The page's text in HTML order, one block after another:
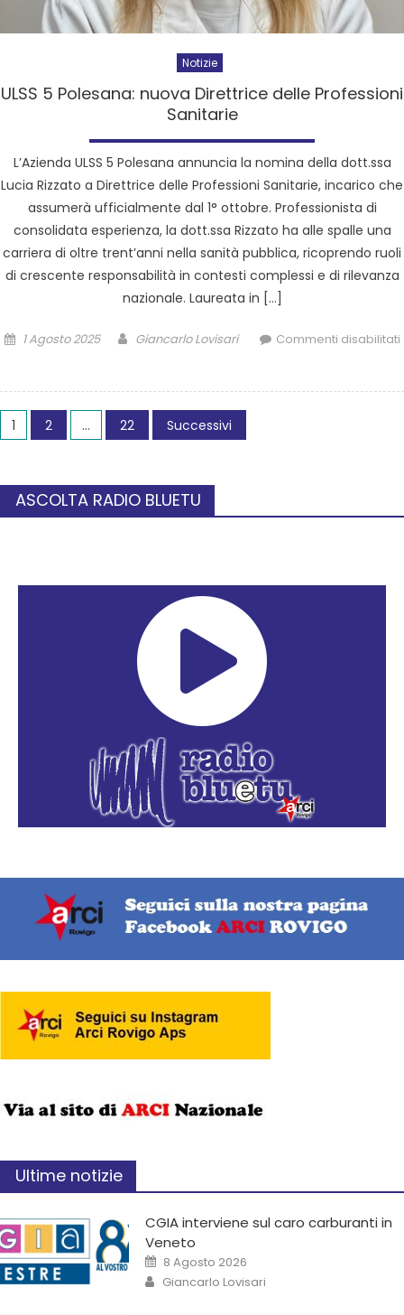
Notizie
ULSS 5 Polesana: nuova Direttrice delle Professioni
Sanitarie
L’Azienda ULSS 5 Polesana annuncia la nomina della dott.ssa
Lucia Rizzato a Direttrice delle Professioni Sanitarie, incarico che
assumerà ufficialmente dal 1° ottobre. Professionista di
consolidata esperienza, la dott.ssa Rizzato ha alle spalle una
carriera di oltre trent’anni nella sanità pubblica, ricoprendo ruoli
di crescente responsabilità in contesti complessi e di rilevanza
nazionale. Laureata in […]
1 Agosto 2025 Giancarlo Lovisari Commenti disabilitati
1 2 … 22 Successivi
ASCOLTA RADIO BLUETU
Ultime notizie
CGIA interviene sul caro carburanti in
Veneto
8 Agosto 2026
Giancarlo Lovisari